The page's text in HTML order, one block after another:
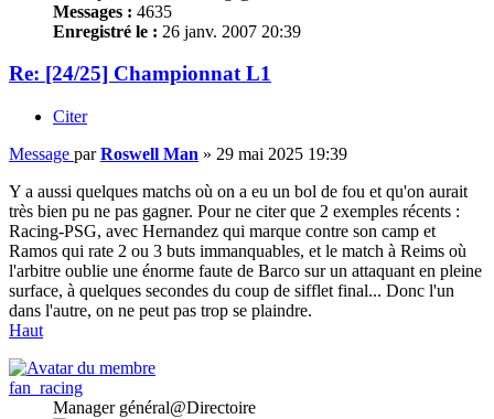
Messages : 4635
Enregistré le : 26 janv. 2007 20:39
Re: [24/25] Championnat L1
Citer
Message parRoswell Man » 29 mai 2025 19:39
Y a aussi quelques matchs où on a eu un bol de fou et qu'on aurait
très bien pu ne pas gagner. Pour ne citer que 2 exemples récents :
Racing-PSG, avec Hernandez qui marque contre son camp et
Ramos qui rate 2 ou 3 buts immanquables, et le match à Reims où
l'arbitre oublie une énorme faute de Barco sur un attaquant en pleine
surface, à quelques secondes du coup de sifflet final... Donc l'un
dans l'autre, on ne peut pas trop se plaindre.
Haut
fan_racing
Manager général@Directoire